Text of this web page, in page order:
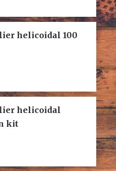
helicoidal 100
helicoidal
kit